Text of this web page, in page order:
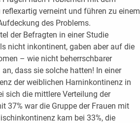
verneint und führen zu einem
des Problems.
der Befragten in einer Studie
nicht inkontinent, gaben aber auf die
– wie nicht beherrschbarer
dass sie solche hatten! In einer
der weiblichen Harninkontinenz in
sich die mittlere Verteilung der
37% war die Gruppe der Frauen mit
kam bei 33%, die